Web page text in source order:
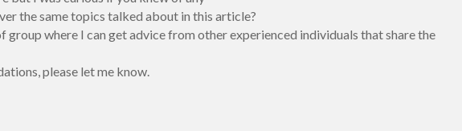
the same topics talked about in this article?
group where I can get advice from other experienced individuals that share the
please let me know.